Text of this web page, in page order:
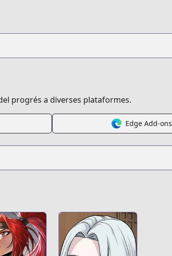
progrés a diverses plataformes.
Edge Add-ons